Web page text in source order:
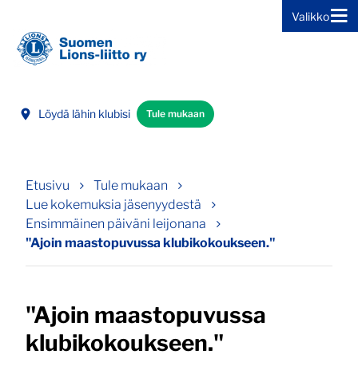
Valikko
Löydä lähin klubisi Tule mukaan
Etusivu
Tule mukaan
Lue kokemuksia jäsenyydestä
Ensimmäinen päiväni leijonana
"Ajoin maastopuvussa klubikokoukseen."
"Ajoin maastopuvussa
klubikokoukseen."